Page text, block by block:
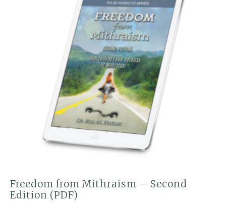
Freedom from Mithraism – Second
Edition (PDF)